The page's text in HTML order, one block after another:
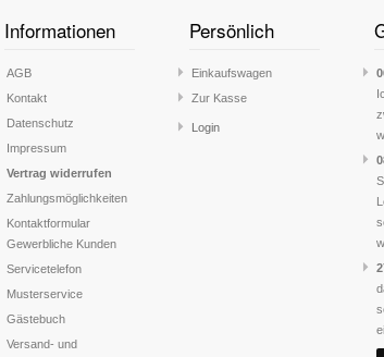
Informationen
AGB
Kontakt
Datenschutz
Impressum
Vertrag widerrufen
Zahlungsmöglichkeiten
Kontaktformular
Gewerbliche Kunden
Servicetelefon
Musterservice
Gästebuch
Versand- und
Persönlich
Einkaufswagen
Zur Kasse
Login